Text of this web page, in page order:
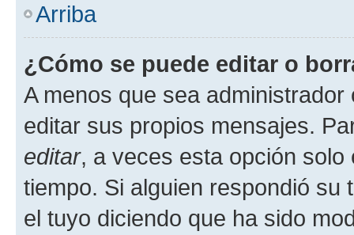
Arriba
¿Cómo se puede editar o
A menos que sea
editar sus propios mensajes.
editar, a veces esta opción
tiempo. Si alguien respondió
el tuyo diciendo que ha sido